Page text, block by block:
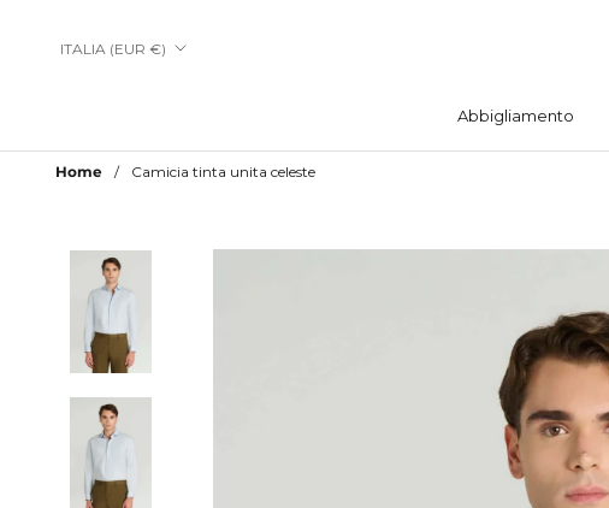
Abbigliamento
Paese/Area
ITALIA (EUR €)
Home Camicia tinta unita celeste